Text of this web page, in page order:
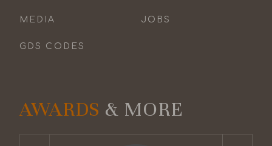
MEDIA JOBS
GDS CODES
AWARDS & MORE